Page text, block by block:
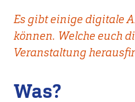
Es gibt einige digitale
können. Welche euch
Veranstaltung
Was?